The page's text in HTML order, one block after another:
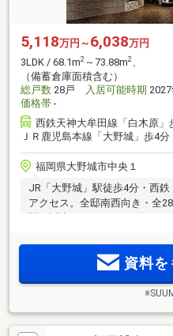
5,118万円～ 6,038万円
3LDK / 68.1m2 ～73.88m2、
（備蓄倉庫面積含む）
総戸数 28戸 入居可能時期
価格帯 -
西鉄天神大牟田線「白木原」
ＪＲ鹿児島本線「大野城」歩4分
福岡県大野城市中央１
JR「大野城」駅徒歩4分・西
アクセス。全邸南西向き・全
資料